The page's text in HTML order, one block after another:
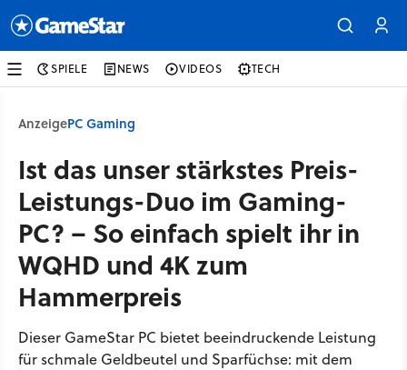
SPIELE NEWS VIDEOS TECH
AnzeigePC Gaming
Ist das unser stärkstes Preis-
Leistungs-Duo im Gaming-
PC? – So einfach spielt ihr in
WQHD und 4K zum
Hammerpreis
Dieser GameStar PC bietet beeindruckende Leistung
für schmale Geldbeutel und Sparfüchse: mit dem